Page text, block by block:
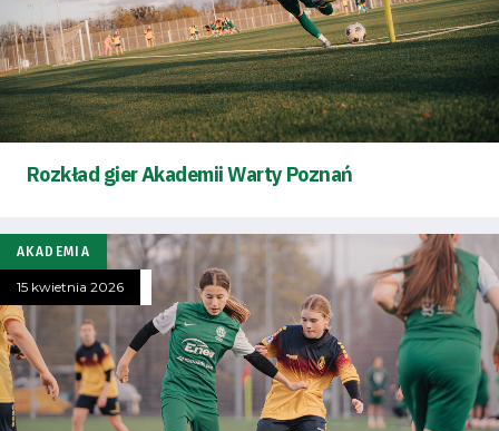
Rozkład gier Akademii Warty Poznań
AKADEMIA
15 kwietnia 2026